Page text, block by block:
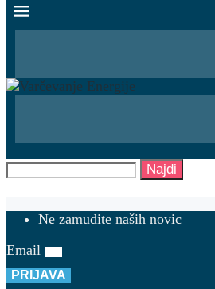
Najdi
Ne zamudite naših novic
Email
PRIJAVA